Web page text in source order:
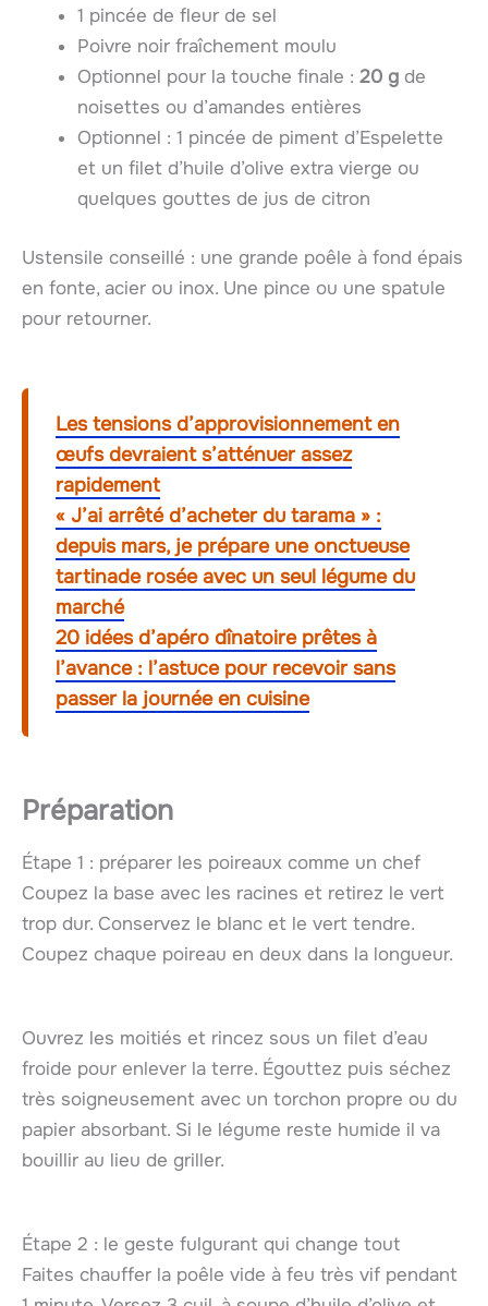
1 pincée de fleur de sel
Poivre noir fraîchement moulu
Optionnel pour la touche finale : 20 g de
noisettes ou d’amandes entières
Optionnel : 1 pincée de piment d’Espelette
et un filet d’huile d’olive extra vierge ou
quelques gouttes de jus de citron
Ustensile conseillé : une grande poêle à fond épais
en fonte, acier ou inox. Une pince ou une spatule
pour retourner.
Les tensions d’approvisionnement en
œufs devraient s’atténuer assez
rapidement
« J’ai arrêté d’acheter du tarama » :
depuis mars, je prépare une onctueuse
tartinade rosée avec un seul légume du
marché
20 idées d’apéro dînatoire prêtes à
l’avance : l’astuce pour recevoir sans
passer la journée en cuisine
Préparation
Étape 1 : préparer les poireaux comme un chef
Coupez la base avec les racines et retirez le vert
trop dur. Conservez le blanc et le vert tendre.
Coupez chaque poireau en deux dans la longueur.
Ouvrez les moitiés et rincez sous un filet d’eau
froide pour enlever la terre. Égouttez puis séchez
très soigneusement avec un torchon propre ou du
papier absorbant. Si le légume reste humide il va
bouillir au lieu de griller.
Étape 2 : le geste fulgurant qui change tout
Faites chauffer la poêle vide à feu très vif pendant